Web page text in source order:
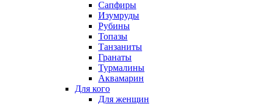
Сапфиры
Изумруды
Рубины
Топазы
Танзаниты
Гранаты
Турмалины
Аквамарин
Для кого
Для женщин